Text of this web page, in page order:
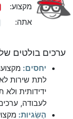
מקצוע:
אתה:
ערכים בולטים
יחסים:
לתת שירות
ידידותית
לעבודה,
הֶשֵׂגיות: